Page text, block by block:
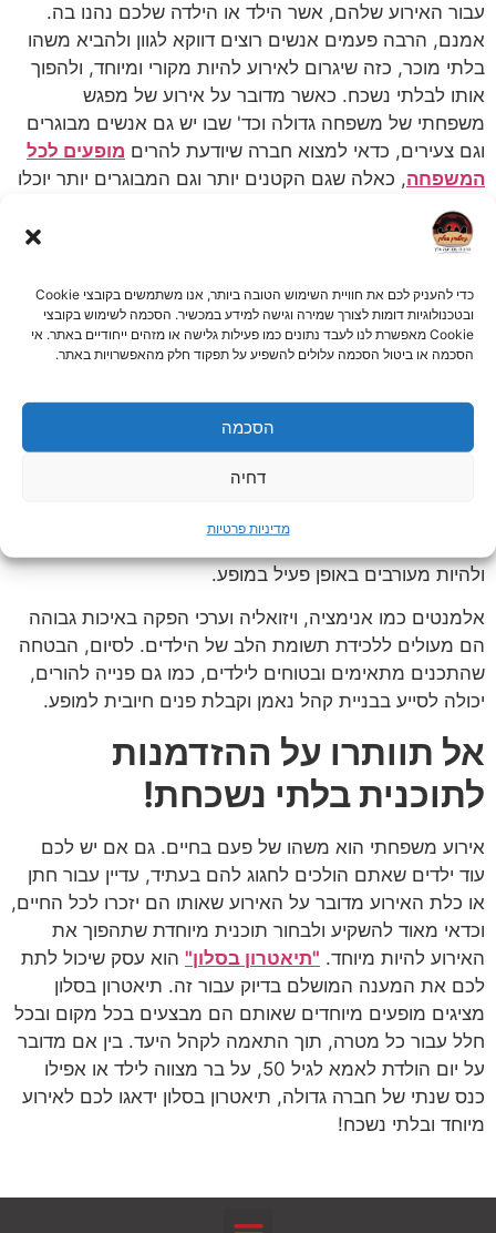
כדי להעניק לכם את חוויית השימוש הטובה ביותר, אנו משתמשים בקובצי Cookie
ובטכנולוגיות דומות לצורך שמירה וגישה למידע במכשיר. הסכמה לשימוש בקובצי
Cookie מאפשרת לנו לעבד נתונים כמו פעילות גלישה או מזהים ייחודיים באתר. אי
הסכמה או ביטול הסכמה עלולים להשפיע על תפקוד חלק מהאפשרויות באתר.
הסכמה
דחיה
מדיניות פרטיות
עבור האירוע שלהם, אשר הילד או הילדה שלכם נהנו בה.
אמנם, הרבה פעמים אנשים רוצים דווקא לגוון ולהביא משהו
בלתי מוכר, כזה שיגרום לאירוע להיות מקורי ומיוחד, ולהפוך
אותו לבלתי נשכח. כאשר מדובר על אירוע של מפגש
משפחתי של משפחה גדולה וכד' שבו יש גם אנשים מבוגרים
וגם צעירים, כדאי למצוא חברה שיודעת להרים מופעים לכל
המשפחה, כאלה שגם הקטנים יותר וגם המבוגרים יותר יוכלו
מספר גורמים מרכזיים תורמים
להצלחת הצגת ילדים:
תוכניות ילדים צריכות לכלול קווי עלילה מרתקים, ויזואליה
הצעירים. חשוב שישולבו בהופעות לילדים תכנים חינוכיים
בצורה מהנה ומרתקת שיהפוך הצגת ילדים למשעשעת
בהופעות ערכים חיוביים כמו טוב לב, אמפתיה, עבודת צוות
ולהיות מעורבים באופן פעיל במופע.
אלמנטים כמו אנימציה, ויזואליה וערכי הפקה באיכות גבוהה
הם מעולים ללכידת תשומת הלב של הילדים. לסיום, הבטחה
שהתכנים מתאימים ובטוחים לילדים, כמו גם פנייה להורים,
יכולה לסייע בבניית קהל נאמן וקבלת פנים חיובית למופע.
אל תוותרו על ההזדמנות
לתוכנית בלתי נשכחת!
אירוע משפחתי הוא משהו של פעם בחיים. גם אם יש לכם
עוד ילדים שאתם הולכים לחגוג להם בעתיד, עדיין עבור חתן
או כלת האירוע מדובר על האירוע שאותו הם יזכרו לכל החיים,
וכדאי מאוד להשקיע ולבחור תוכנית מיוחדת שתהפוך את
האירוע להיות מיוחד. "תיאטרון בסלון" הוא עסק שיכול לתת
לכם את המענה המושלם בדיוק עבור זה. תיאטרון בסלון
מציגים מופעים מיוחדים שאותם הם מבצעים בכל מקום ובכל
חלל עבור כל מטרה, תוך התאמה לקהל היעד. בין אם מדובר
על יום הולדת לאמא לגיל 50, על בר מצווה לילד או אפילו
כנס שנתי של חברה גדולה, תיאטרון בסלון ידאגו לכם לאירוע
מיוחד ובלתי נשכח!